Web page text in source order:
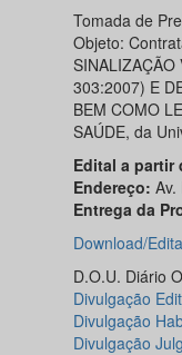
Tomada de
Objeto:
SINALIZAÇÃO
303:2007) E
BEM COMO
SAÚDE, da
Edital a partir
Endereço: Av.
Entrega da
Download/
D.O.U. Diário
Divulgação
Divulgação
Divulgação